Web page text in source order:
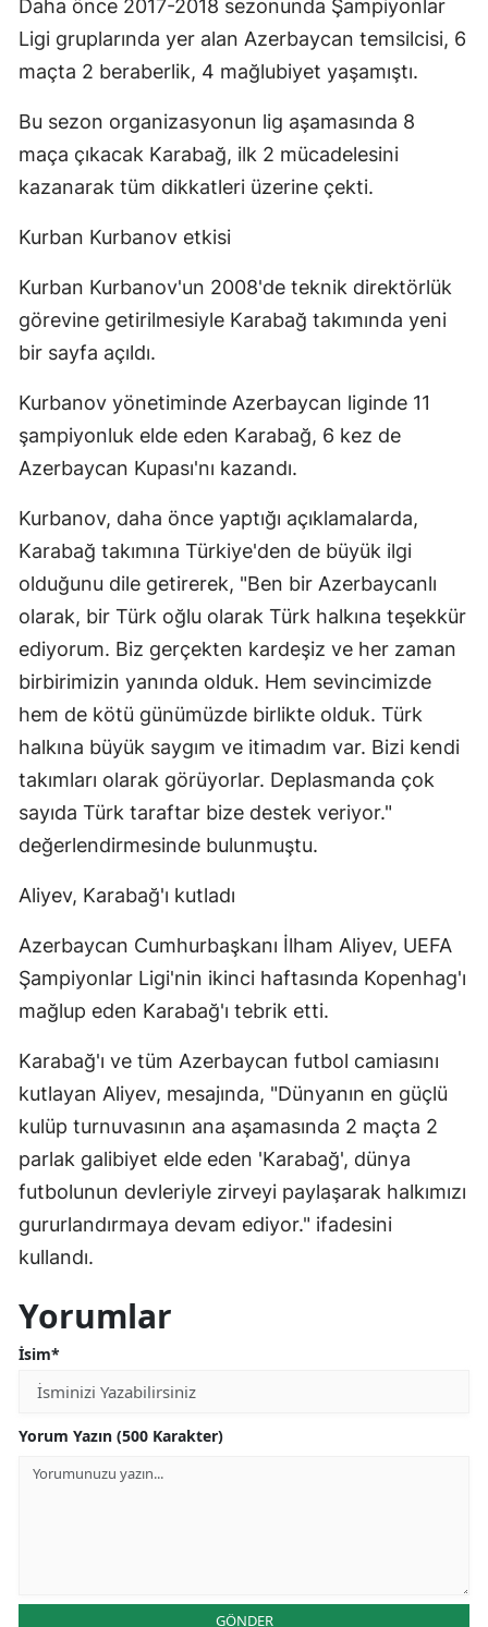
Samsun
Siirt
Sinop
Şanlıurfa
Uşak
Yozgat
Zonguldak
Aksaray
Bayburt
Karaman
Kırıkkale
Iğdır
Yalova
Karabük
Kilis
Osmaniye
Düzce
Daha önce 2017-2018 sezonunda Şampiyonlar
Ligi gruplarında yer alan Azerbaycan temsilcisi, 6
maçta 2 beraberlik, 4 mağlubiyet yaşamıştı.
Bu sezon organizasyonun lig aşamasında 8
maça çıkacak Karabağ, ilk 2 mücadelesini
kazanarak tüm dikkatleri üzerine çekti.
Kurban Kurbanov etkisi
Kurban Kurbanov'un 2008'de teknik direktörlük
görevine getirilmesiyle Karabağ takımında yeni
bir sayfa açıldı.
Kurbanov yönetiminde Azerbaycan liginde 11
şampiyonluk elde eden Karabağ, 6 kez de
Azerbaycan Kupası'nı kazandı.
Kurbanov, daha önce yaptığı açıklamalarda,
Karabağ takımına Türkiye'den de büyük ilgi
olduğunu dile getirerek, "Ben bir Azerbaycanlı
olarak, bir Türk oğlu olarak Türk halkına teşekkür
ediyorum. Biz gerçekten kardeşiz ve her zaman
birbirimizin yanında olduk. Hem sevincimizde
hem de kötü günümüzde birlikte olduk. Türk
halkına büyük saygım ve itimadım var. Bizi kendi
takımları olarak görüyorlar. Deplasmanda çok
sayıda Türk taraftar bize destek veriyor."
değerlendirmesinde bulunmuştu.
Aliyev, Karabağ'ı kutladı
Azerbaycan Cumhurbaşkanı İlham Aliyev, UEFA
Şampiyonlar Ligi'nin ikinci haftasında Kopenhag'ı
mağlup eden Karabağ'ı tebrik etti.
Karabağ'ı ve tüm Azerbaycan futbol camiasını
kutlayan Aliyev, mesajında, "Dünyanın en güçlü
kulüp turnuvasının ana aşamasında 2 maçta 2
parlak galibiyet elde eden 'Karabağ', dünya
futbolunun devleriyle zirveyi paylaşarak halkımızı
gururlandırmaya devam ediyor." ifadesini
kullandı.
Yorumlar
İsim*
Yorum Yazın (500 Karakter)
GÖNDER